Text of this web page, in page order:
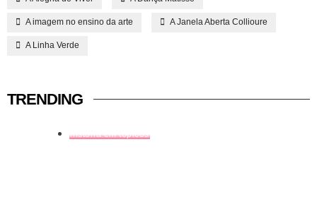
A imagem no ensino da arte A Janela Aberta Collioure
A Linha Verde
TRENDING
história em tópicos